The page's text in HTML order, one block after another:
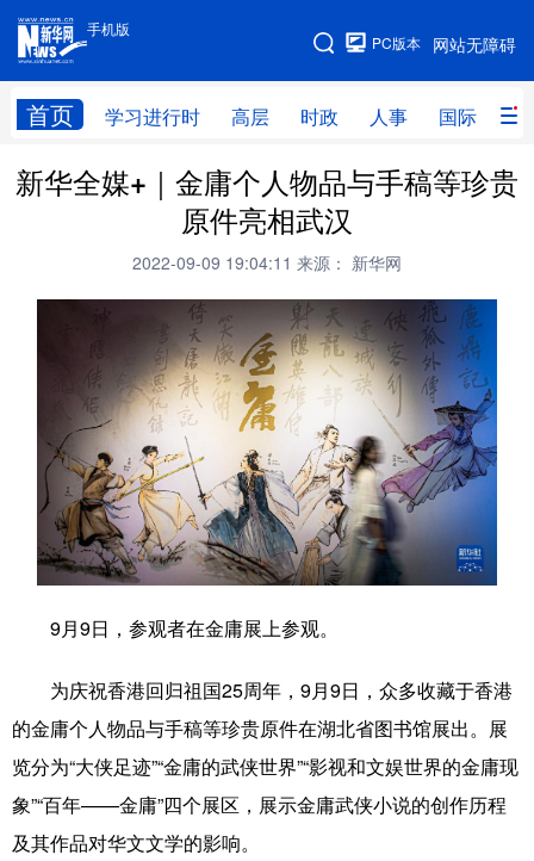
手机版
网站无障碍
PC版本
首页 学习进行时 高层 时政 人事 国际 财
手机版
网站地图
学习进行时 高层 时政 人事
财经 网评
全球连线
科创 量子 体育
文化 书画 健康 军事
访谈 视频 图片 政务
法律 中央文件 金融 汽车
食品 人居 信息化 数字经济
学术中国 乡村振兴 银龄 溯源中国
城市 旅游 能源
彩票 娱乐 时尚 悦读
公益 一带一路 亚太网 上市公司
文化产业
新华全媒+｜金庸个人物品与手稿等珍贵
原件亮相武汉
2022-09-09 19:04:11 来源： 新华网
9月9日，参观者在金庸展上参观。
为庆祝香港回归祖国25周年，9月9日，众多收藏于香港
的金庸个人物品与手稿等珍贵原件在湖北省图书馆展出。展
览分为“大侠足迹”“金庸的武侠世界”“影视和文娱世界的金庸现
象”“百年——金庸”四个展区，展示金庸武侠小说的创作历程
及其作品对华文文学的影响。